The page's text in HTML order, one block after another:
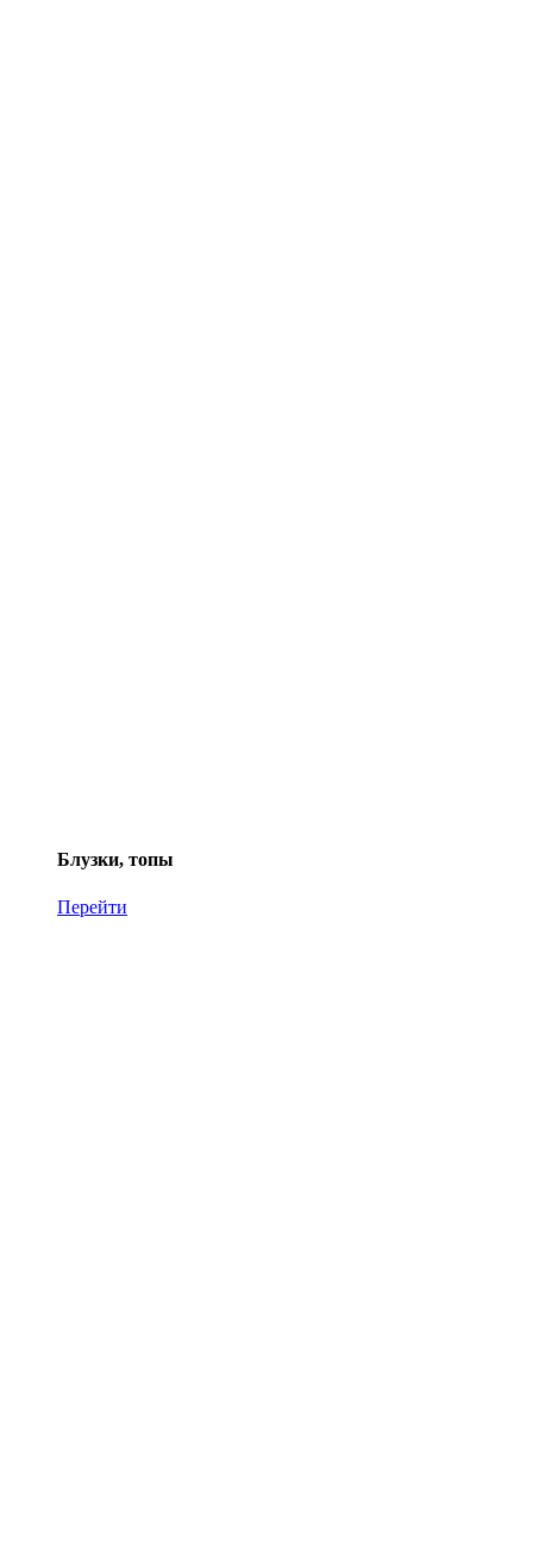
Блузки, топы
Перейти